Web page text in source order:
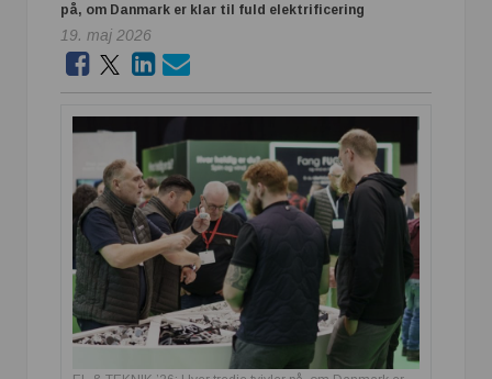
på, om Danmark er klar til fuld elektrificering
19. maj 2026